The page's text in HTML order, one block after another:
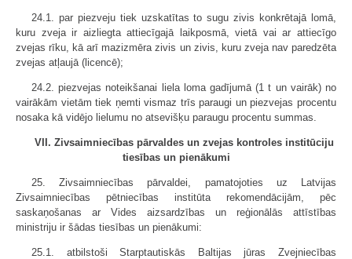
24.1. par piezveju tiek uzskatītas to sugu zivis konkrētajā lomā,
kuru zveja ir aizliegta attiecīgajā laikposmā, vietā vai ar attiecīgo
zvejas rīku, kā arī mazizmēra zivis un zivis, kuru zveja nav paredzēta
zvejas atļaujā (licencē);
24.2. piezvejas noteikšanai liela loma gadījumā (1 t un vairāk) no
vairākām vietām tiek ņemti vismaz trīs paraugi un piezvejas procentu
nosaka kā vidējo lielumu no atsevišķu paraugu procentu summas.
VII. Zivsaimniecības pārvaldes un zvejas kontroles institūciju
tiesības un pienākumi
25. Zivsaimniecības pārvaldei, pamatojoties uz Latvijas
Zivsaimniecības pētniecības institūta rekomendācijām, pēc
saskaņošanas ar Vides aizsardzības un reģionālās attīstības
ministriju ir šādas tiesības un pienākumi:
25.1. atbilstoši Starptautiskās Baltijas jūras Zvejniecības